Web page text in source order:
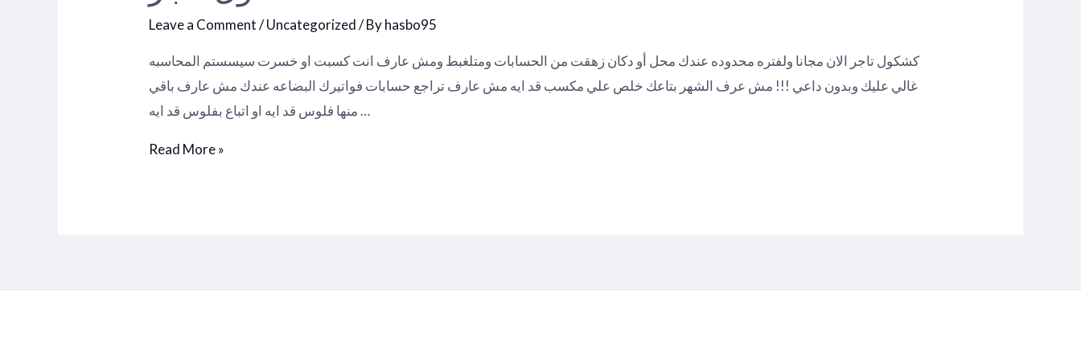
Leave a Comment /Uncategorized/ Byhasbo95
كشكول تاجر الان مجانا ولفتره محدوده عندك محل أو دكان زهقت من الحسابات ومتلغبط ومش عارف انت كسبت او خسرت سيسستم المحاسبه
غالي عليك وبدون داعي !!! مش عرف الشهر بتاعك خلص علي مكسب قد ايه مش عارف تراجع حسابات فواتيرك البضاعه عندك مش عارف باقي
منها فلوس قد ايه او اتباع بفلوس قد ايه …
كشكول
Read More »